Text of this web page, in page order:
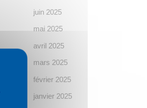
juin 2025
mai 2025
avril 2025
mars 2025
février 2025
janvier 2025